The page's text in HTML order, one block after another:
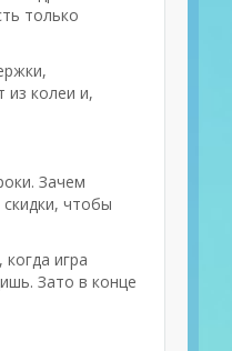
только
из колеи и,
Зачем
чтобы
игра
Зато в конце